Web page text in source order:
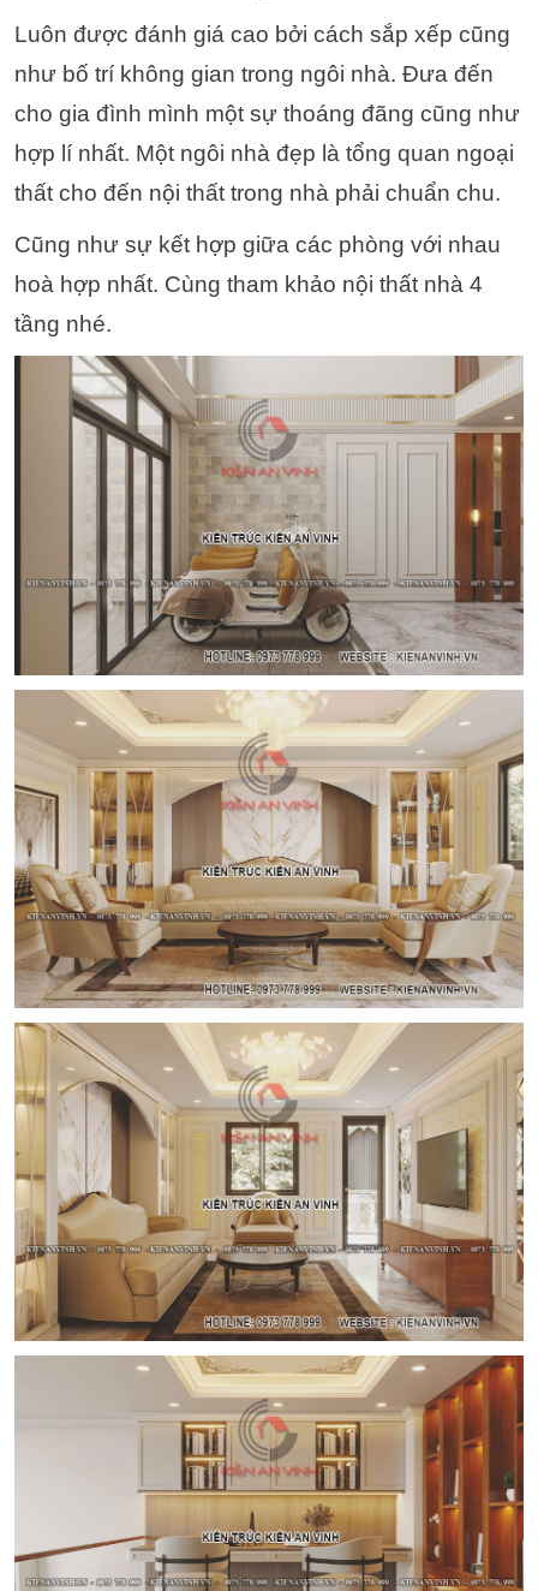
Luôn được đánh giá cao bởi cách sắp xếp cũng
như bố trí không gian trong ngôi nhà. Đưa đến
cho gia đình mình một sự thoáng đãng cũng như
hợp lí nhất. Một ngôi nhà đẹp là tổng quan ngoại
thất cho đến nội thất trong nhà phải chuẩn chu.
Cũng như sự kết hợp giữa các phòng với nhau
hoà hợp nhất. Cùng tham khảo nội thất nhà 4
tầng nhé.